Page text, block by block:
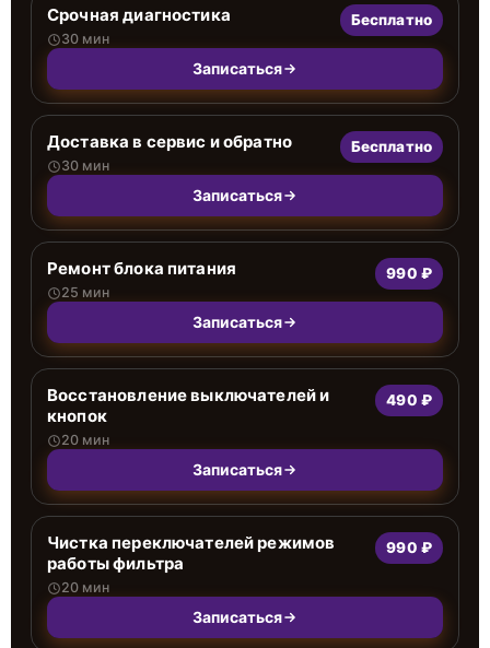
Срочная диагностика
30 мин
Бесплатно
Записаться
Доставка в сервис и обратно
30 мин
Бесплатно
Записаться
Ремонт блока питания
25 мин
990 ₽
Записаться
Восстановление выключателей и
кнопок
20 мин
490 ₽
Записаться
Чистка переключателей режимов
работы фильтра
20 мин
990 ₽
Записаться